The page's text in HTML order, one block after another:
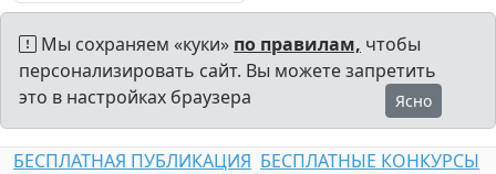
Мы сохраняем «куки» по правилам, чтобы
персонализировать сайт. Вы можете запретить
это в настройках браузера
Ясно
БЕСПЛАТНАЯ ПУБЛИКАЦИЯ БЕСПЛАТНЫЕ КОНКУРСЫ